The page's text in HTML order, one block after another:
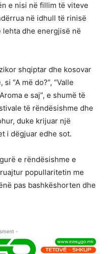
e nisi në fillim të viteve
në idhull të rinisë
dhe energjisë në
shqiptar dhe kosovar
“A më do?”, “Valle
e saj”, e shumë të
të rëndësishme dhe
duke krijuar një
i dëgjuar edhe sot.
e rëndësishme e
popullaritetin me
pas bashkëshorten dhe
-